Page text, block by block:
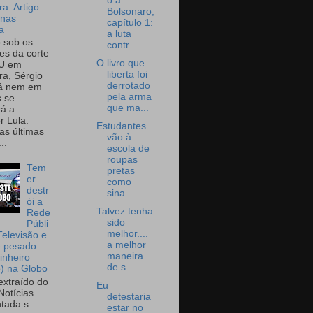
Artigo
sob os
da corte
em
Sérgio
nem em
se
a
Lula.
últimas
Tem
er
destr
ói a
Rede
Públi
e
pesado
na Globo
do
s
Bolsonaro,
capítulo 1:
a luta
contr...
O livro que
liberta foi
derrotado
pela arma
que ma...
Estudantes
vão à
escola de
roupas
pretas
como
sina...
Talvez tenha
sido
melhor....
a melhor
maneira
de s...
Eu
detestaria
estar no